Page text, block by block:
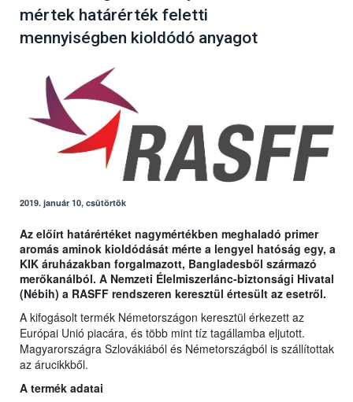
mértek határérték feletti
mennyiségben kioldódó anyagot
2019. január 10, csütörtök
Az előírt határértéket nagymértékben meghaladó primer
aromás aminok kioldódását mérte a lengyel hatóság egy, a
KIK áruházakban forgalmazott, Bangladesből származó
merőkanálból. A Nemzeti Élelmiszerlánc-biztonsági Hivatal
(Nébih) a RASFF rendszeren keresztül értesült az esetről.
A kifogásolt termék Németországon keresztül érkezett az
Európai Unió piacára, és több mint tíz tagállamba eljutott.
Magyarországra Szlovákiából és Németországból is szállítottak
az árucikkből.
A termék adatai